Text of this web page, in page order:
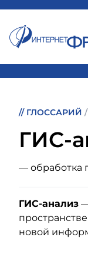
// ГЛОССАРИЙ /
ГИС-
— обработка
ГИС-анализ
новой